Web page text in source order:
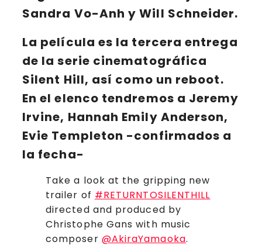
Sandra Vo-Anh y Will Schneider.
La película es la tercera entrega
de la serie cinematográfica
Silent Hill, así como un reboot.
En el elenco tendremos a Jeremy
Irvine, Hannah Emily Anderson,
Evie Templeton -confirmados a
la fecha-
Take a look at the gripping new
trailer of #RETURNTOSILENTHILL
directed and produced by
Christophe Gans with music
composer @AkiraYamaoka.